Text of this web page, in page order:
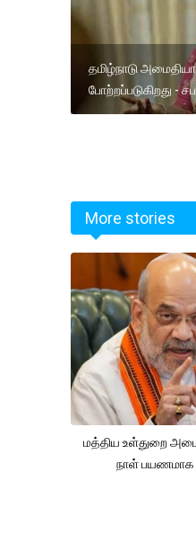
தமிழ்நாடு
போற்றப்படுகிறது -
More stories
மத்திய உள்துறை
நாள் பயணமாக